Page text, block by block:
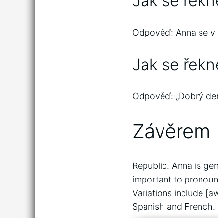
Odpověď: Anna se v
Jak se
Odpověď: „Dobrý
Závěrem
Republic. Anna is
important to
Variations include
Spanish and French.